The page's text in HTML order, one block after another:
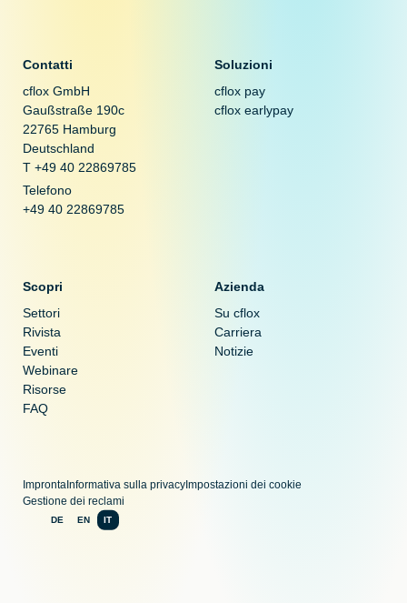
Contatti
cflox GmbH
Gaußstraße 190c
22765 Hamburg
Deutschland
T +49 40 22869785
Telefono
+49 40 22869785
Soluzioni
cflox pay
cflox earlypay
Scopri
Settori
Rivista
Eventi
Webinare
Risorse
FAQ
Azienda
Su cflox
Carriera
Notizie
DE EN IT
ImprontaInformativa sulla privacyImpostazioni dei cookie
Gestione dei reclami